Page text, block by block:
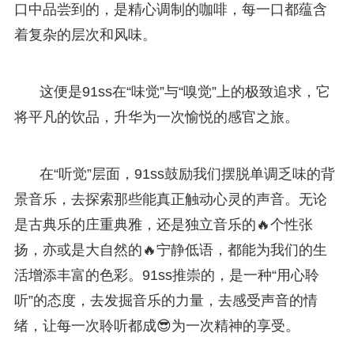
口中品尝到的，是精心调制的咖啡，每一口都蕴含
着复杂的层次和风味。
这便是91ss在“味觉”与“嗅觉”上的极致追求，它
将平凡的饮品，升华为一次愉悦的感官之旅。
在“听觉”层面，91ss鼓励我们摆脱单调乏味的背
景音乐，去探索那些能真正触动心灵的声音。无论
是古典乐的庄重典雅，还是独立音乐的🔥个性张
扬，亦或是大自然的🔥宁静低语，都能为我们的生
活增添丰富的色彩。91ss推崇的，是一种“用心聆
听”的态度，去发掘音乐的力量，去感受声音的情
绪，让每一次聆听都成😎为一次精神的享受。